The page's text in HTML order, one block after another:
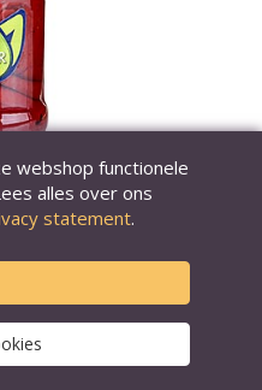
parika's), 290 g
g
webshop functionele
alles over ons
statement.